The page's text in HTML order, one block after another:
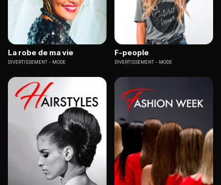
La robe de ma vie
DIVERTISSEMENT MODE
F-people
DIVERTISSEMENT MODE